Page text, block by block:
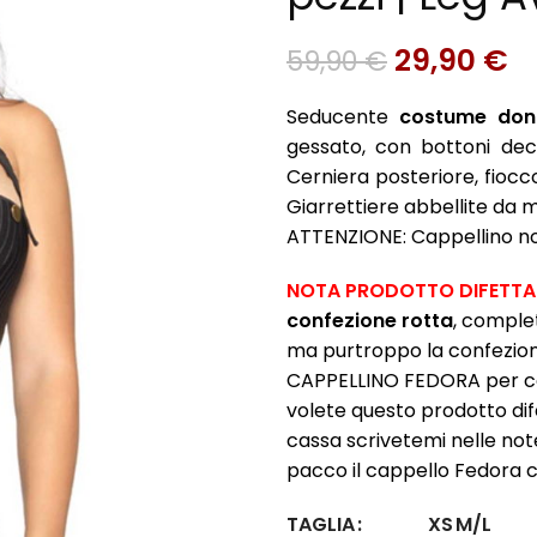
59,90€ 29,90 €
Seducente costume
gessato, con bottoni
Cerniera posteriore,
Giarrettiere abbellite da
ATTENZIONE: Cappellino
NOTA PRODOTTO
confezione rotta,
ma purtroppo la
CAPPELLINO FEDORA
volete questo prodotto
cassa scrivetemi nelle
pacco il cappello Fedora
TAGLIA
XSM/L